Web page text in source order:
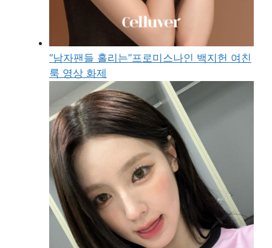
“남자팬들 홀리는”프로미스나인 백지헌 여친
룩 영상 화제